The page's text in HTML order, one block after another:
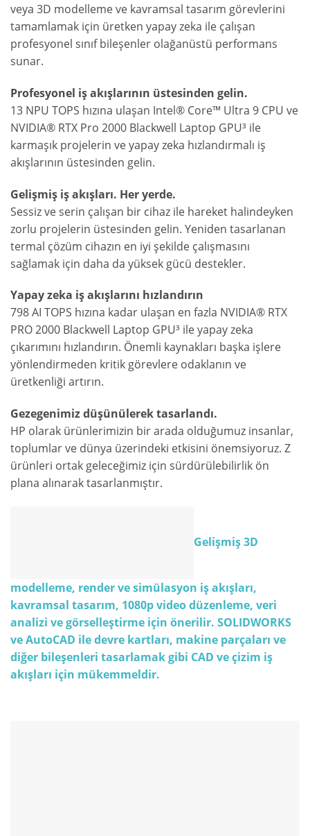
veya 3D modelleme ve kavramsal tasarım görevlerini
tamamlamak için üretken yapay zeka ile çalışan
profesyonel sınıf bileşenler olağanüstü performans
sunar.
Profesyonel iş akışlarının üstesinden gelin.
13 NPU TOPS hızına ulaşan Intel® Core™ Ultra 9 CPU ve
NVIDIA® RTX Pro 2000 Blackwell Laptop GPU³ ile
karmaşık projelerin ve yapay zeka hızlandırmalı iş
akışlarının üstesinden gelin.
Gelişmiş iş akışları. Her yerde.
Sessiz ve serin çalışan bir cihaz ile hareket halindeyken
zorlu projelerin üstesinden gelin. Yeniden tasarlanan
termal çözüm cihazın en iyi şekilde çalışmasını
sağlamak için daha da yüksek gücü destekler.
Yapayzeka işakışlarını hızlandırın
798 AI TOPS hızına kadar ulaşan en fazla NVIDIA® RTX
PRO 2000 Blackwell Laptop GPU³ ile yapay zeka
çıkarımını hızlandırın. Önemli kaynakları başka işlere
yönlendirmeden kritik görevlere odaklanın ve
üretkenliği artırın.
Gezegenimiz düşünülerek tasarlandı.
HP olarak ürünlerimizin bir arada olduğumuz insanlar,
toplumlar ve dünya üzerindeki etkisini önemsiyoruz. Z
ürünleri ortak geleceğimiz için sürdürülebilirlik ön
plana alınarak tasarlanmıştır.
Gelişmiş 3D
modelleme, render ve simülasyon iş akışları,
kavramsal tasarım, 1080p video düzenleme, veri
analizi ve görselleştirme için önerilir. SOLIDWORKS
veAutoCAD iledevre kartları, makine parçaları ve
diğer bileşenleri tasarlamakgibi CAD veçizim iş
akışları için mükemmeldir.